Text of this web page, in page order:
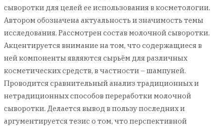
сыворотки для целей ее использования в косметологии.
Автором обозначена актуальность и значимость темы
исследования. Рассмотрен состав молочной сыворотки.
Акцентируется внимание на том, что содержащиеся в
ней компоненты являются сырьём для различных
косметических средств, в частности – шампуней.
Проводится сравнительный анализ традиционных и
нетрадиционных способов переработки молочной
сыворотки. Делается вывод в пользу последних и
аргументируется тезис о том, что перспективной